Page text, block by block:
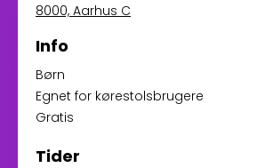
8000, Aarhus C
Info
Børn
Egnet for kørestolsbrugere
Gratis
Tider